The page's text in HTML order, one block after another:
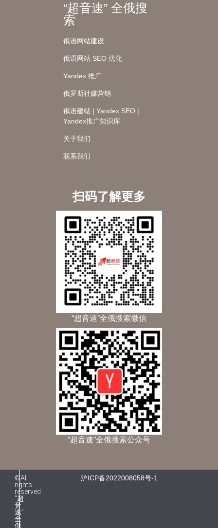
“超音速” 全俄搜
索
俄语网站建设
俄语网站 SEO 优化
Yandex 推广
俄罗斯社媒营销
俄语建站 | Yandex SEO |
Yandex推广知识库
关于我们
联系我们
扫码了解更多
“超音速”全俄搜索微信
“超音速”全俄搜索公众号
©All
rights
reserved
“超
音
速”
全
俄
沪ICP备2022008058号-1